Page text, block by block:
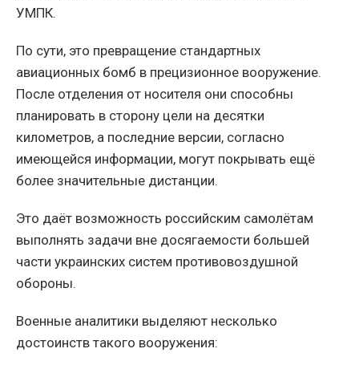
УМПК.
По сути, это превращение стандартных
авиационных бомб в прецизионное вооружение.
После отделения от носителя они способны
планировать в сторону цели на десятки
километров, а последние версии, согласно
имеющейся информации, могут покрывать ещё
более значительные дистанции.
Это даёт возможность российским самолётам
выполнять задачи вне досягаемости большей
части украинских систем противовоздушной
обороны.
Военные аналитики выделяют несколько
достоинств такого вооружения: